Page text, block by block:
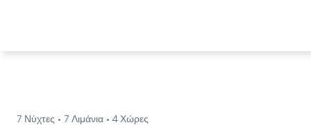
7 Νύχτες • 7 Λιμάνια • 4 Χώρες